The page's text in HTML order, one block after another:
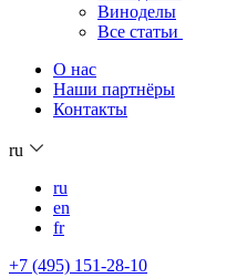
Виноделы
Все статьи
О нас
Наши партнёры
Контакты
ru
ru
en
fr
+7 (495) 151-28-10